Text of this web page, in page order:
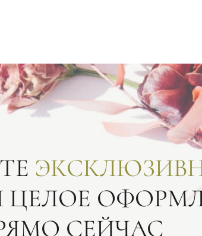
ЦЕЛОЕ
СЕЙЧАС